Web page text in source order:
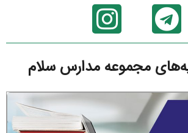
مجموعه مدارس سلام